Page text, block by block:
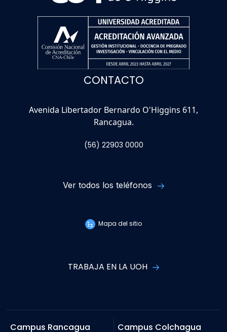
CONTACTO
Avenida Libertador Bernardo O'Higgins 611,
Rancagua.
(56) 22903 0000
Ver todos los teléfonos
Mapa del sitio
TRABAJA EN LA UOH
Campus Rancagua Campus Colchagua